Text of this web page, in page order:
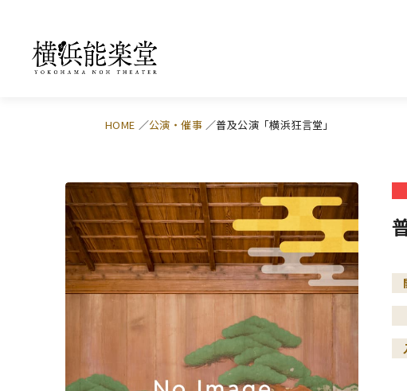
HOME 公演・催事 普及公演「横浜狂言堂」